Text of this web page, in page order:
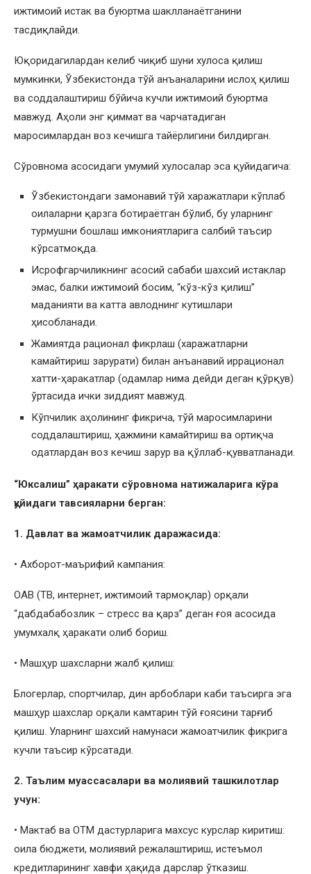
ижтимоий истак ва буюртма шаклланаётганини
тасдиқлайди.
Юқоридагилардан келиб чиқиб шуни хулоса қилиш
мумкинки, Ўзбекистонда тўй анъаналарини ислоҳ қилиш
ва соддалаштириш бўйича кучли ижтимоий буюртма
мавжуд. Аҳоли энг қиммат ва чарчатадиган
маросимлардан воз кечишга тайёрлигини билдирган.
Сўровнома асосидаги умумий хулосалар эса қуйидагича:
Ўзбекистондаги замонавий тўй харажатлари кўплаб
оилаларни қарзга ботираётган бўлиб, бу уларнинг
турмушни бошлаш имкониятларига салбий таъсир
кўрсатмоқда.
Исрофгарчиликнинг асосий сабаби шахсий истаклар
эмас, балки ижтимоий босим, “кўз-кўз қилиш”
маданияти ва катта авлоднинг кутишлари
ҳисобланади.
Жамиятда рационал фикрлаш (харажатларни
камайтириш зарурати) билан анъанавий иррационал
хатти-ҳаракатлар (одамлар нима дейди деган қўрқув)
ўртасида ички зиддият мавжуд.
Кўпчилик аҳолининг фикрича, тўй маросимларини
соддалаштириш, ҳажмини камайтириш ва ортиқча
одатлардан воз кечиш зарур ва қўллаб-қувватланади.
“Юксалиш” ҳаракати сўровнома натижаларига кўра
қуйидаги тавсияларни берган:
1. Давлат ва жамоатчилик даражасида:
• Ахборот-маърифий кампания:
ОАВ (ТВ, интернет, ижтимоий тармоқлар) орқали
“дабдабабозлик – стресс ва қарз” деган ғоя асосида
умумхалқ ҳаракати олиб бориш.
• Машҳур шахсларни жалб қилиш:
Блогерлар, спортчилар, дин арбоблари каби таъсирга эга
машҳур шахслар орқали камтарин тўй ғоясини тарғиб
қилиш. Уларнинг шахсий намунаси жамоатчилик фикрига
кучли таъсир кўрсатади.
2. Таълим муассасалари ва молиявий ташкилотлар
учун:
• Мактаб ва ОТМ дастурларига махсус курслар киритиш:
оила бюджети, молиявий режалаштириш, истеъмол
кредитларининг хавфи ҳақида дарслар ўтказиш.